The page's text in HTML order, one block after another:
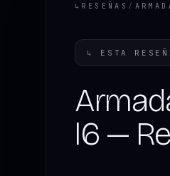
↳ RESEÑAS /
↳ ESTA
l6 —